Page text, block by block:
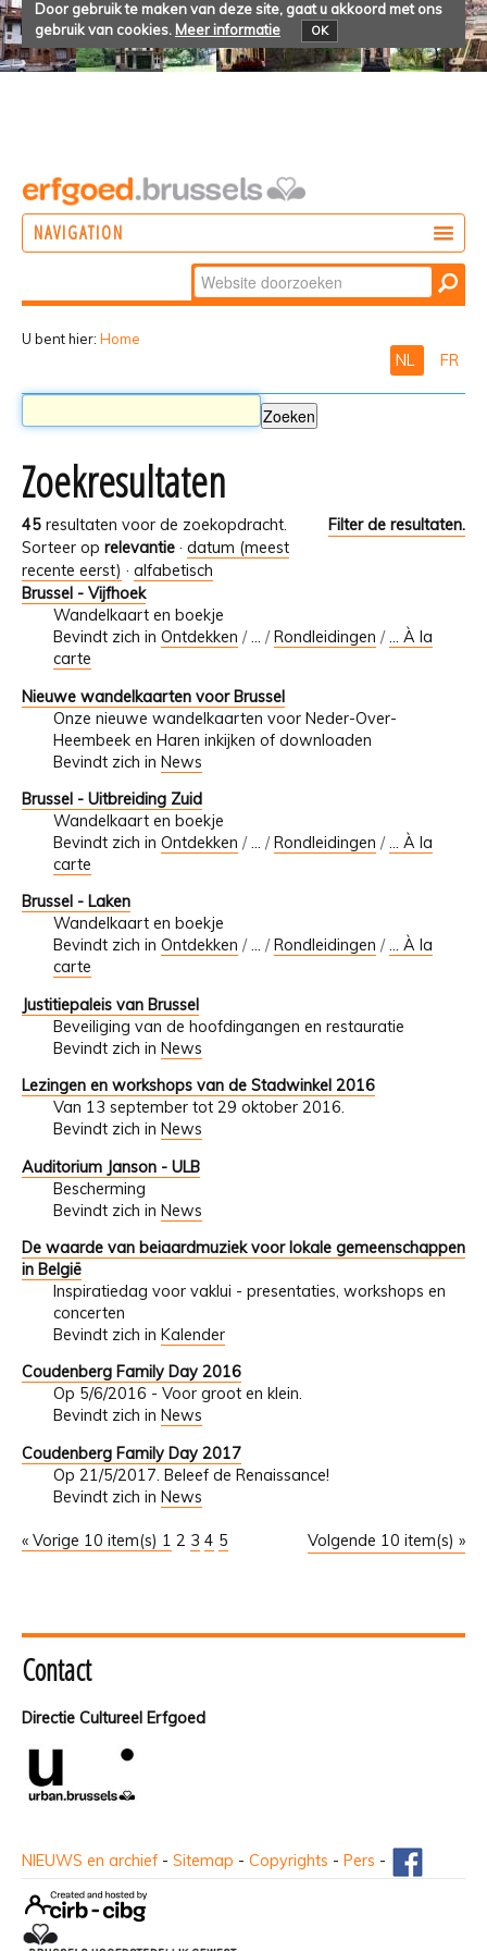
Door gebruik te maken van deze site, gaat u akkoord met ons
gebruik van cookies. Meer informatie OK
NAVIGATION
Zoek
Geavanceerd
U bent hier: Home
NL FR
Zoekresultaten
45 resultaten voor de zoekopdracht.
Filter de resultaten.
Sorteer op relevantie · datum (meest
recente eerst) · alfabetisch
Brussel - Vijfhoek
Wandelkaart en boekje
Bevindt zich in Ontdekken /… /Rondleidingen /... À la
carte
Nieuwe wandelkaarten voor Brussel
Onze nieuwe wandelkaarten voor Neder-Over-
Heembeek en Haren inkijken of downloaden
Bevindt zich in News
Brussel - Uitbreiding Zuid
Wandelkaart en boekje
Bevindt zich in Ontdekken /… /Rondleidingen /... À la
carte
Brussel - Laken
Wandelkaart en boekje
Bevindt zich in Ontdekken /… / Rondleidingen /... À la
carte
Justitiepaleis van Brussel
Beveiliging van de hoofdingangen en restauratie
Bevindt zich in News
Lezingen en workshops van de Stadwinkel 2016
Van 13 september tot 29 oktober 2016.
Bevindt zich in News
Auditorium Janson - ULB
Bescherming
Bevindt zich in News
De waarde van beiaardmuziek voor lokale gemeenschappen
in België
Inspiratiedag voor vaklui - presentaties, workshops en
concerten
Bevindt zich in Kalender
Coudenberg Family Day 2016
Op 5/6/2016 - Voor groot en klein.
Bevindt zich in News
Coudenberg Family Day 2017
Op 21/5/2017. Beleef de Renaissance!
Bevindt zich in News
« Vorige 10 item(s) Volgende 10 item(s) »
1 2 3 4 5
Contact
Directie Cultureel Erfgoed
NIEUWS en archief - Sitemap - Copyrights - Pers -